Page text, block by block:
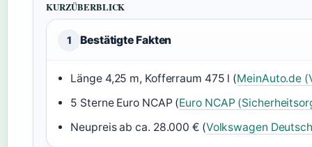
KURZÜBERBLICK
1 Bestätigte Fakten
Länge 4,25 m, Kofferraum 475 l (MeinAuto.de
5 Sterne Euro NCAP (Euro NCAP
Neupreis ab ca. 28.000 € (Volkswagen